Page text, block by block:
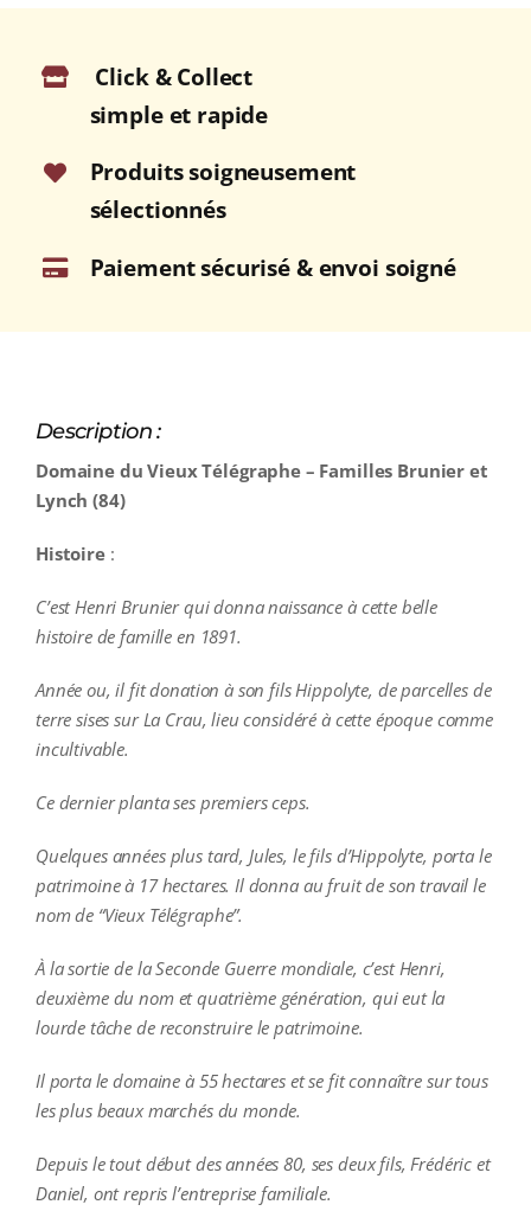
Click & Collect
simple et rapide
Produits soigneusement
sélectionnés
Paiement sécurisé & envoi soigné
Description :
Domaine du Vieux Télégraphe – Familles Brunier et
Lynch (84)
Histoire:
C’est Henri Brunier qui donna naissance à cette belle
histoire de famille en 1891.
Année ou, il fit donation à son fils Hippolyte, de parcelles de
terre sises sur La Crau, lieu considéré à cette époque comme
incultivable.
Ce dernier planta ses premiers ceps.
Quelques années plus tard, Jules, le fils d’Hippolyte, porta le
patrimoine à 17 hectares. Il donna au fruit de son travail le
nom de “Vieux Télégraphe”.
À la sortie de la Seconde Guerre mondiale, c’est Henri,
deuxième du nom et quatrième génération, qui eut la
lourde tâche de reconstruire le patrimoine.
Il porta le domaine à 55 hectares et se fit connaître sur tous
les plus beaux marchés du monde.
Depuis le tout début des années 80, ses deux fils, Frédéric et
Daniel, ont repris l’entreprise familiale.